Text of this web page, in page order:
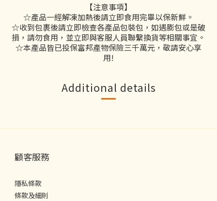
【注意事項】
☆產品一經解凍加熱後請立即食用完畢以保新鮮。
☆收到包裹後請立即檢查各產品包裝包，如遇膨包或是破
損，請勿食用，並立即與客服人員聯繫換貨等相關事宜。
☆本產品皆已投保富邦產物保險三千萬元，敬請安心享
用!
Additional details
顧客服務
隱私條款
條款及細則